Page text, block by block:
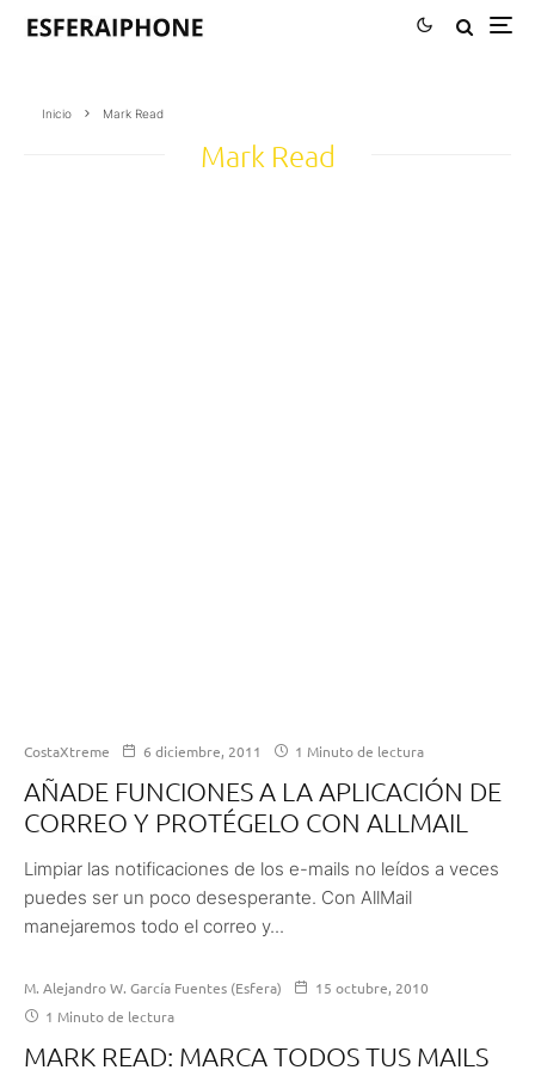
Inicio Mark Read
Mark Read
CostaXtreme 6 diciembre, 2011 1 Minuto de lectura
AÑADE FUNCIONES A LA APLICACIÓN DE
CORREO Y PROTÉGELO CON ALLMAIL
Limpiar las notificaciones de los e-mails no leídos a veces
puedes ser un poco desesperante. Con AllMail
manejaremos todo el correo y...
M. Alejandro W. García Fuentes (Esfera)
15 octubre, 2010
1 Minuto de lectura
MARK READ: MARCA TODOS TUS MAILS